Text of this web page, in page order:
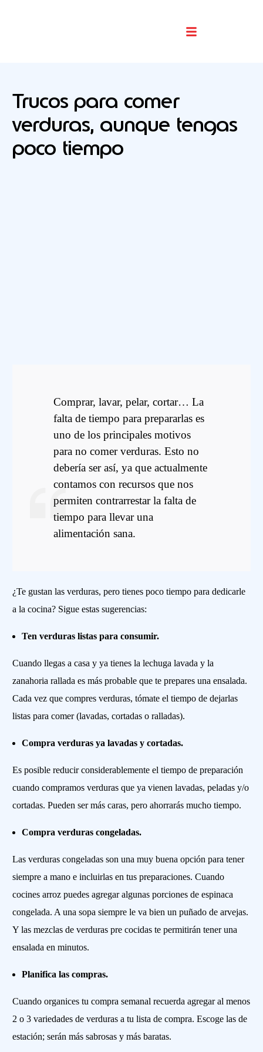
Trucos para comer
verduras, aunque tengas
poco tiempo
Comprar, lavar, pelar, cortar… La
falta de tiempo para prepararlas es
uno de los principales motivos
para no comer verduras. Esto no
debería ser así, ya que actualmente
contamos con recursos que nos
permiten contrarrestar la falta de
tiempo para llevar una
alimentación sana.
¿Te gustan las verduras, pero tienes poco tiempo para dedicarle
a la cocina? Sigue estas sugerencias:
Ten verduras listas para consumir.
Cuando llegas a casa y ya tienes la lechuga lavada y la
zanahoria rallada es más probable que te prepares una ensalada.
Cada vez que compres verduras, tómate el tiempo de dejarlas
listas para comer (lavadas, cortadas o ralladas).
Compra verduras ya lavadas y cortadas.
Es posible reducir considerablemente el tiempo de preparación
cuando compramos verduras que ya vienen lavadas, peladas y/o
cortadas. Pueden ser más caras, pero ahorrarás mucho tiempo.
Compra verduras congeladas.
Las verduras congeladas son una muy buena opción para tener
siempre a mano e incluirlas en tus preparaciones. Cuando
cocines arroz puedes agregar algunas porciones de espinaca
congelada. A una sopa siempre le va bien un puñado de arvejas.
Y las mezclas de verduras pre cocidas te permitirán tener una
ensalada en minutos.
Planifica las compras.
Cuando organices tu compra semanal recuerda agregar al menos
2 o 3 variedades de verduras a tu lista de compra. Escoge las de
estación; serán más sabrosas y más baratas.